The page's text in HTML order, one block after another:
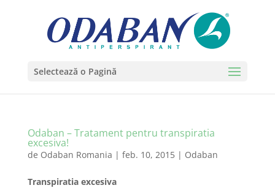
Selectează o Pagină
Odaban – Tratament pentru transpiratia
excesiva!
de Odaban Romania | feb. 10, 2015| Odaban
Transpiratia excesiva